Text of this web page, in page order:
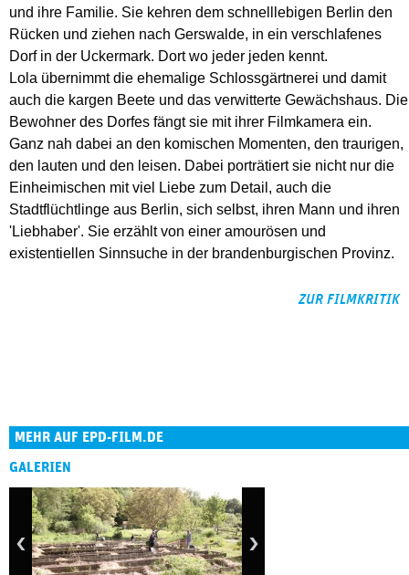
und ihre Familie. Sie kehren dem schnelllebigen Berlin den
Rücken und ziehen nach Gerswalde, in ein verschlafenes
Dorf in der Uckermark. Dort wo jeder jeden kennt.
Lola übernimmt die ehemalige Schlossgärtnerei und damit
auch die kargen Beete und das verwitterte Gewächshaus. Die
Bewohner des Dorfes fängt sie mit ihrer Filmkamera ein.
Ganz nah dabei an den komischen Momenten, den traurigen,
den lauten und den leisen. Dabei porträtiert sie nicht nur die
Einheimischen mit viel Liebe zum Detail, auch die
Stadtflüchtlinge aus Berlin, sich selbst, ihren Mann und ihren
'Liebhaber'. Sie erzählt von einer amourösen und
existentiellen Sinnsuche in der brandenburgischen Provinz.
ZUR FILMKRITIK
MEHR AUF EPD-FILM.DE
GALERIEN